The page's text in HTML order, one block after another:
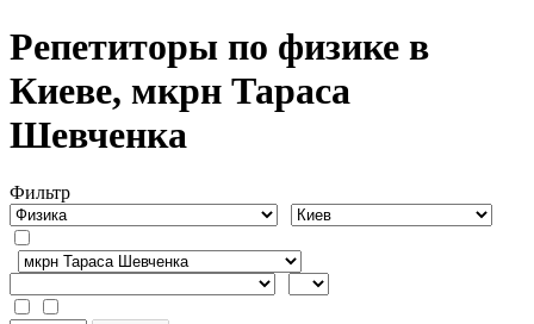
Репетиторы по физике в
Киеве, мкрн Тараса
Шевченка
Фильтр